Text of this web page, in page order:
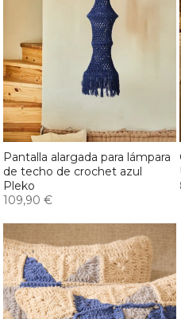
Pantalla alargada para lámpara
de techo de crochet azul
Pleko
109,90 €